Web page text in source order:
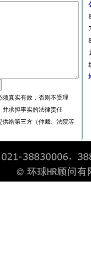
真实有效，否则不受理
并承担事实的法律责任
给第三方（仲裁、法院等